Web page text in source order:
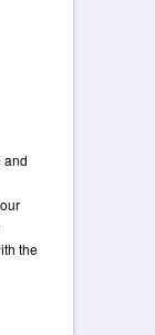
and
the